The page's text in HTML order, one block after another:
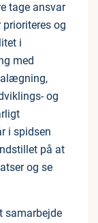
tage ansvar
og
i
med
og
i spidsen
på at
og se
samarbejde